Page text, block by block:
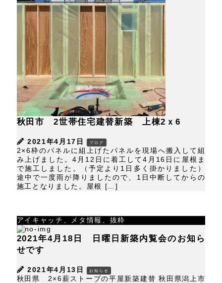
秋田市 2世帯住宅建替新築 上棟2ｘ6
2021年4月17日 ブログ
2×6枠のパネルに組上げたパネルを現場へ搬入して組
み上げました。4月12日に着工して4月16日に屋根ま
で施工しました。（予定より1日多く掛かりました）
途中で一度雨が降りましたので、1日中断してからの
施工となりました。屋根 […]
アイキャッチ、メタ情報、抜粋
2021年4月18日 日曜日新築内覧会のお知ら
せです
2021年4月13日 お知らせ
秋田県 2×6薪ストーブの平屋新築建替 秋田県潟上市